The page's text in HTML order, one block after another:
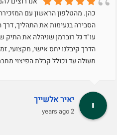
כהן. מהטלפון הראשון עם
הסבירה בנעימות את התהליך, דרך
עו"ד גל רוברמן שניהלה את התיק
הדרך קיבלנו יחס אישי, מקצועי,
מעולה עד וכולל קבלת הפיצוי
לחדווה המקסימה שסייעה בסיום
יאיר אלשייך
2 years ago